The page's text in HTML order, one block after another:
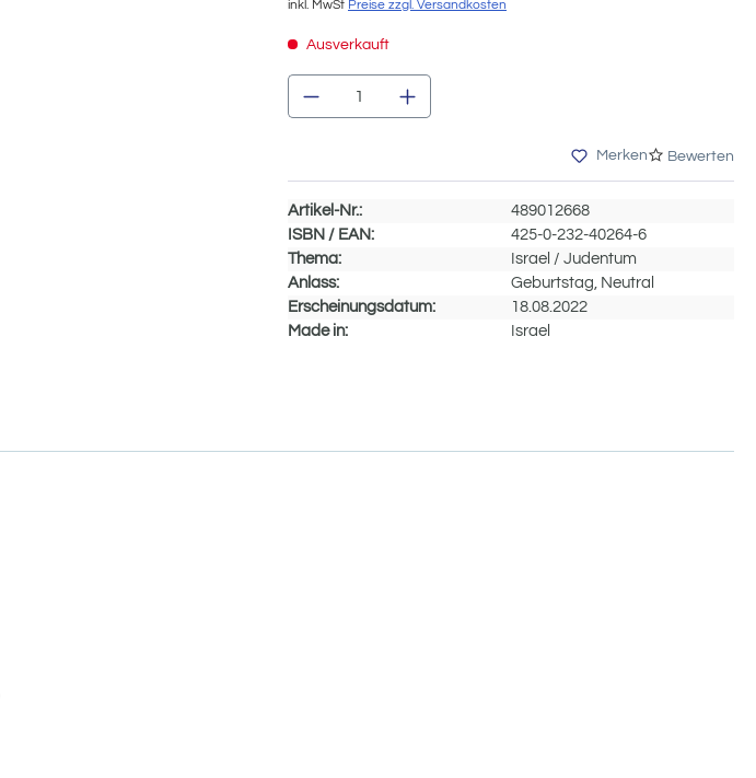
inkl. MwSt Preise zzgl. Versandkosten
Ausverkauft
Produkt Anzahl: Gib den gewünschten
Merken Bewerten
Artikel-Nr.:
489012668
ISBN / EAN:
425-0-232-40264-6
Thema:
Israel / Judentum
Anlass:
Geburtstag, Neutral
Erscheinungsdatum:
18.08.2022
Made in:
Israel